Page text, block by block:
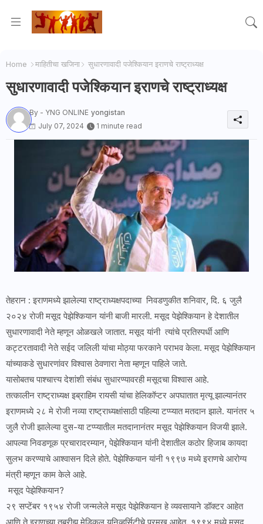
Home माहितीचा खजिना सुधारणावादी पजेश्कियान इराणचे राष्ट्राध्यक्ष
सुधारणावादी पजेश्कियान इराणचे राष्ट्राध्यक्ष
By - YNG ONLINE yongistan
July 07, 2024
1 minute read
तेहरान : इराणमध्ये झालेल्या राष्ट्राध्यक्षपदाच्या निवडणुकीत शनिवार, दि. ६ जुलै
२०२४ रोजी मसूद पेझेश्कियान यांनी बाजी मारली. मसूद पेझेश्कियान हे देशातील
सुधारणावादी नेते म्हणून ओळखले जातात. मसूद यांनी त्यांचे प्रतिस्पर्धी आणि
कट्टरतावादी नेते सईद जलिली यांचा मोठ्या फरकाने पराभव केला. मसूद पेझेश्कियान
यांच्याकडे सुधारणांवर विश्वास ठेवणारा नेता म्हणून पाहिले जाते.
यासोबतच पाश्चात्त्य देशांशी संबंध सुधारण्यावरही मसूदचा विश्वास आहे.
तत्कालीन राष्ट्राध्यक्ष इब्राहिम रायसी यांचा हेलिकॉप्टर अपघातात मृत्यू झाल्यानंतर
इराणमध्ये २८ मे रोजी नव्या राष्ट्राध्यक्षांसाठी पहिल्या टप्प्यात मतदान झाले. यानंतर ५
जुलै रोजी झालेल्या दुस-या टप्प्यातील मतदानानंतर मसूद पेझेश्कियान विजयी झाले.
आपल्या निवडणूक प्रचारादरम्यान, पेझेश्कियान यांनी देशातील कठोर हिजाब कायदा
सुलभ करण्याचे आश्वासन दिले होते. पेझेश्कियान यांनी १९९७ मध्ये इराणचे आरोग्य
मंत्री म्हणून काम केले आहे.
मसूद पेझेश्कियान?
२९ सप्टेंबर १९५४ रोजी जन्मलेले मसूद पेझेश्कियान हे व्यवसायाने डॉक्टर आहेत